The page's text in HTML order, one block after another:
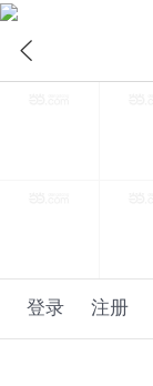
登录 注册